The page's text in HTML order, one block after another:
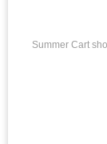
Summer Cart